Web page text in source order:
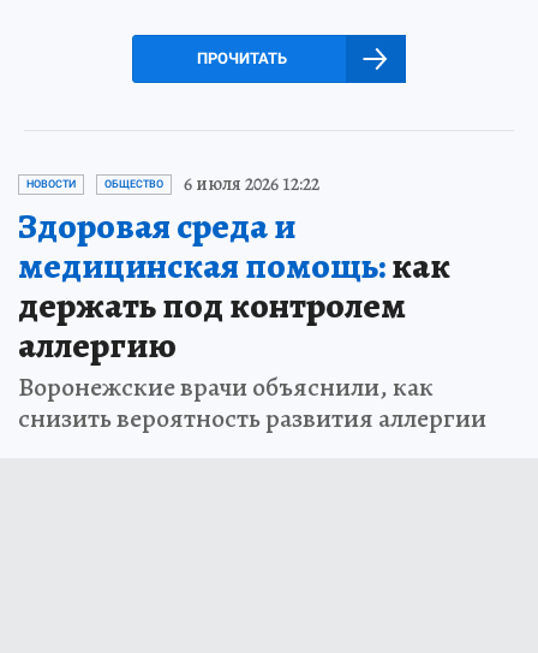
ПРОЧИТАТЬ
НОВОСТИ ОБЩЕСТВО 6 июля 2026 12:22
Здоровая среда и
медицинская помощь:как
держать под контролем
аллергию
Воронежские врачи объяснили, как
снизить вероятность развития аллергии